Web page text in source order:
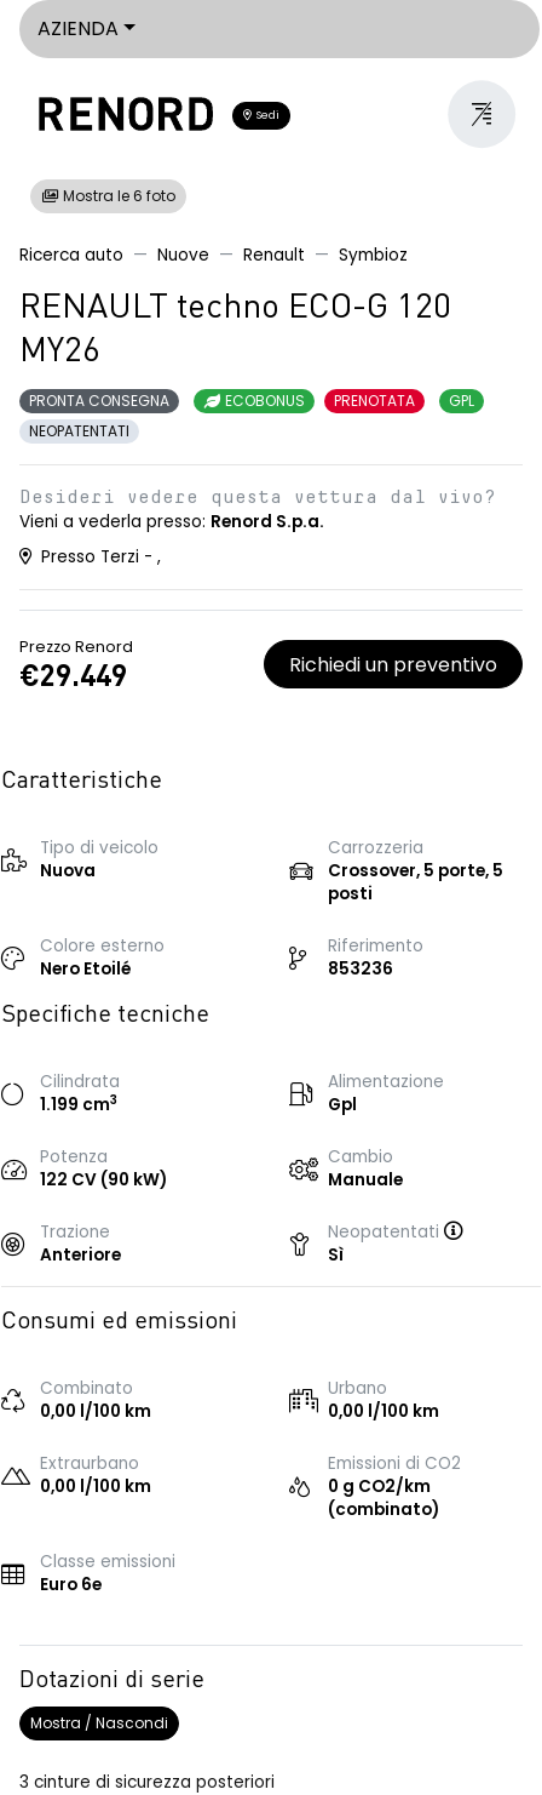
AZIENDA
Sedi
Mostra le 6 foto
Ricerca auto Nuove Renault Symbioz
RENAULT techno ECO-G 120
MY26
PRONTA CONSEGNA ECOBONUS PRENOTATA
GPL
NEOPATENTATI
Desideri vedere questa vettura dal vivo?
Vieni a vederla presso: Renord S.p.a.
Presso Terzi - ,
Prezzo Renord
€29.449 Richiedi un preventivo
Caratteristiche
Tipo di veicolo
Nuova
Carrozzeria
Crossover, 5 porte, 5
posti
Colore esterno
Nero Etoilé
Riferimento
853236
Specifiche tecniche
Cilindrata
1.199 cm3
Alimentazione
Gpl
Potenza
122 CV (90 kW)
Cambio
Manuale
Trazione
Anteriore
Neopatentati
Sì
Consumi ed emissioni
Combinato
0,00 l/100 km
Urbano
0,00 l/100 km
Extraurbano
0,00 l/100 km
Emissioni di CO2
0 g CO2/km
(combinato)
Classe emissioni
Euro 6e
Dotazioni di serie
Mostra / Nascondi
3 cinture di sicurezza posteriori